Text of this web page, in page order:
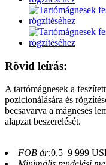
Rövid leírás:
A tartómágnesek a
pozicionálására és
becsavarva a mágneses
alapzat beszerelését.
FOB ár:0,5–9 999